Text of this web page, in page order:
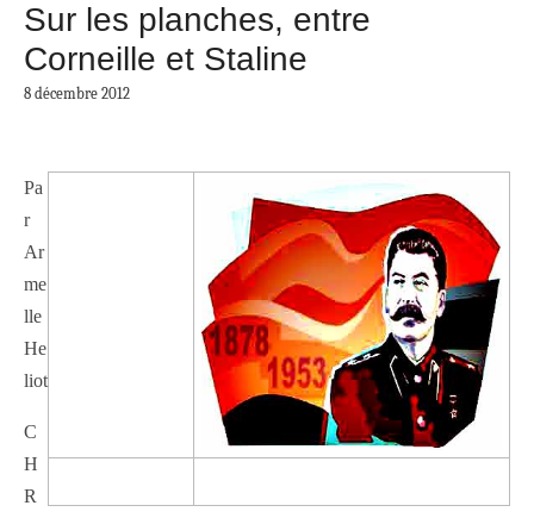
Sur les planches, entre
Corneille et Staline
8 décembre 2012
Pa
r
Ar
me
lle
He
liot
C
H
R